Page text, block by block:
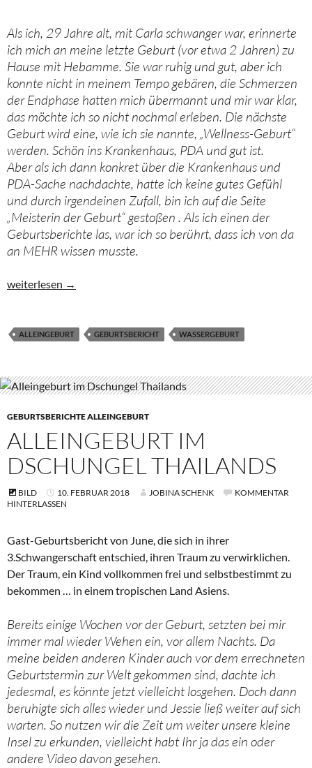
Als ich, 29 Jahre alt, mit Carla schwanger war, erinnerte
ich mich an meine letzte Geburt (vor etwa 2 Jahren) zu
Hause mit Hebamme. Sie war ruhig und gut, aber ich
konnte nicht in meinem Tempo gebären, die Schmerzen
der Endphase hatten mich übermannt und mir war klar,
das möchte ich so nicht nochmal erleben. Die nächste
Geburt wird eine, wie ich sie nannte, „Wellness-Geburt“
werden. Schön ins Krankenhaus, PDA und gut ist.
Aber als ich dann konkret über die Krankenhaus und
PDA-Sache nachdachte, hatte ich keine gutes Gefühl
und durch irgendeinen Zufall, bin ich auf die Seite
„Meisterin der Geburt“ gestoßen . Als ich einen der
Geburtsberichte las, war ich so berührt, dass ich von da
an MEHR wissen musste.
Endlich im eigenen Tempo gebären. Alleingeburt beim 3.Kind
weiterlesen →
ALLEINGEBURT GEBURTSBERICHT WASSERGEBURT
GEBURTSBERICHTE ALLEINGEBURT
ALLEINGEBURT IM
DSCHUNGEL THAILANDS
BILD 10. FEBRUAR 2018 JOBINA SCHENK
KOMMENTAR
HINTERLASSEN
Gast-Geburtsbericht von June, die sich in ihrer
3.Schwangerschaft entschied, ihren Traum zu verwirklichen.
Der Traum, ein Kind vollkommen frei und selbstbestimmt zu
bekommen … in einem tropischen Land Asiens.
Bereits einige Wochen vor der Geburt, setzten bei mir
immer mal wieder Wehen ein, vor allem Nachts. Da
meine beiden anderen Kinder auch vor dem errechneten
Geburtstermin zur Welt gekommen sind, dachte ich
jedesmal, es könnte jetzt vielleicht losgehen. Doch dann
beruhigte sich alles wieder und Jessie ließ weiter auf sich
warten. So nutzen wir die Zeit um weiter unsere kleine
Insel zu erkunden, vielleicht habt Ihr ja das ein oder
andere Video davon gesehen.